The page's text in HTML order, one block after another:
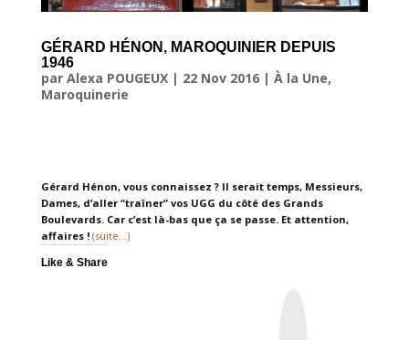
GÉRARD HÉNON, MAROQUINIER DEPUIS
1946
par Alexa POUGEUX| 22 Nov 2016| À la Une,
Maroquinerie
Gérard Hénon, vous connaissez ? Il serait temps, Messieurs,
Dames, d’aller “traîner” vos UGG du côté des Grands
Boulevards. Car c’est là-bas que ça se passe. Et attention,
affaires ! (suite…)
Like & Share